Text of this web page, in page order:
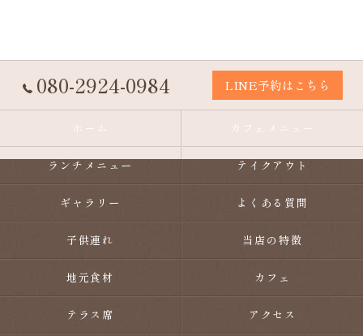
080-2924-0984 LINE予約はこちら
ホーム カフェメニュー
ランチメニュー テイクアウト
ギャラリー よくある質問
子供連れ 当店の特徴
地元食材 カフェ
テラス席 アクセス